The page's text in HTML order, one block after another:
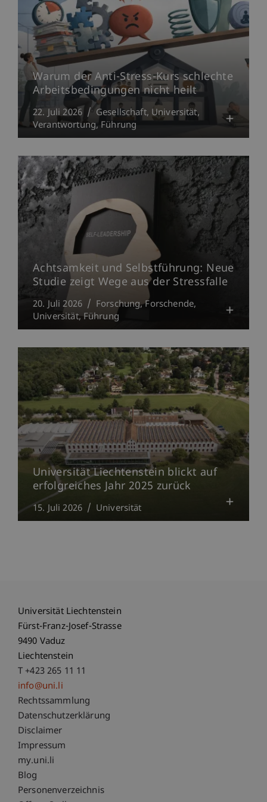
Warum der Anti-Stress-Kurs schlechte
Arbeitsbedingungen nicht heilt
22. Juli 2026 Gesellschaft Universität
Verantwortung Führung
Achtsamkeit und Selbstführung: Neue
Studie zeigt Wege aus der Stressfalle
20. Juli 2026 Forschung Forschende
Universität Führung
Universität Liechtenstein blickt auf
erfolgreiches Jahr 2025 zurück
15. Juli 2026 Universität
Universität Liechtenstein
Fürst-Franz-Josef-Strasse
9490 Vaduz
Liechtenstein
T +423 265 11 11
info@uni.li
Fußzeile Rechtliche Hinweise
Rechtssammlung
Datenschutzerklärung
Disclaimer
Impressum
Fußzeile Subdomain-Verzeichnis
my.uni.li
Blog
Personenverzeichnis